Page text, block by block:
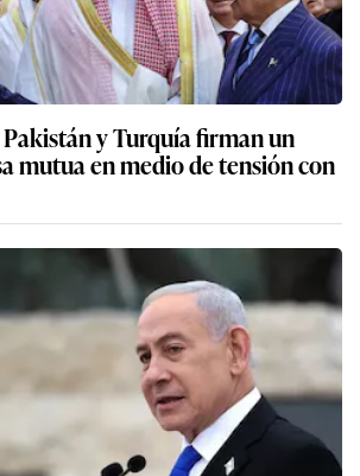
y Turquía firman un
mutua en medio de tensión con